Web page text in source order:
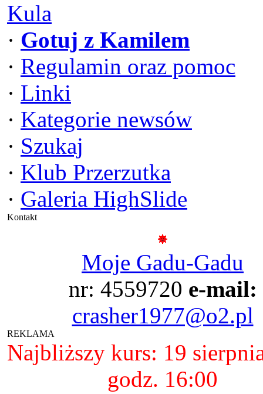
Kula
· Gotuj z Kamilem
· Regulamin oraz pomoc
· Linki
· Kategorie newsów
· Szukaj
· Klub Przerzutka
· Galeria HighSlide
Kontakt
Moje Gadu-Gadu
nr: 4559720 e-mail:
crasher1977@o2.pl
REKLAMA
Najbliższy kurs: 19
godz. 16:00